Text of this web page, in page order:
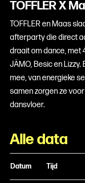
TOFFLER X
TOFFLER en Maas
afterparty die direct
draait om dance, met
JÄMO, Besic en
mee, van energieke
samen zorgen ze
dansvloer.
Alle data
Datum Tijd